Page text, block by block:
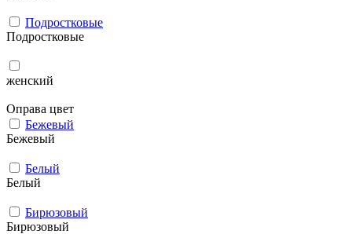
Подростковые
Подростковые
женский
Оправа цвет
Бежевый
Бежевый
Белый
Белый
Бирюзовый
Бирюзовый